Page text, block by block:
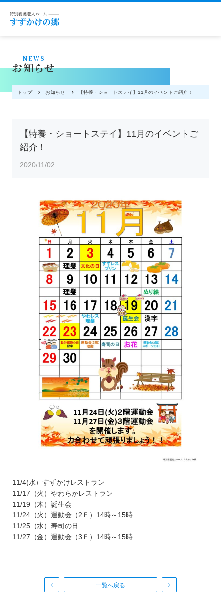
NEWS
お知らせ
トップ お知らせ 【特養・ショートステイ】11月のイベントご紹介！
【特養・ショートステイ】11月のイベントご
紹介！
2020/11/02
11/4(水）すずかけレストラン
11/17（火）やわらかレストラン
11/19（木）誕生会
11/24（火）運動会（2Ｆ）14時～15時
11/25（水）寿司の日
11/27（金）運動会（3Ｆ）14時～15時
一覧へ戻る